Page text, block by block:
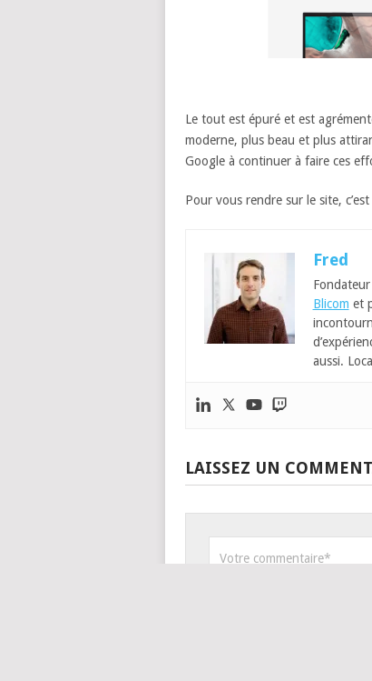
Le tout est épuré et est
moderne, plus beau et plus
Google à continuer à faire ces
Pour vous rendre sur le site,
Fred
Blicom et
aussi.
LAISSEZ UN